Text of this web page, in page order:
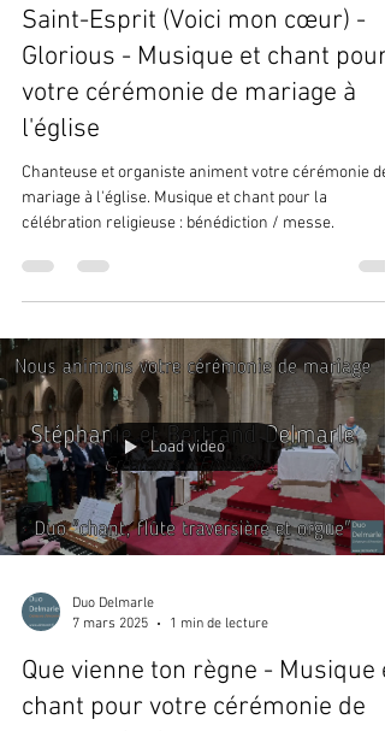
Saint-Esprit (Voici mon cœur) -
Glorious - Musique et chant pour
votre cérémonie de mariage à
l'église
Chanteuse et organiste animent votre cérémonie de
mariage à l'église. Musique et chant pour la
célébration religieuse : bénédiction / messe.
Load video
Duo Delmarle
7 mars 2025
1 min de lecture
Que vienne ton règne - Musique
chant pour votre cérémonie de